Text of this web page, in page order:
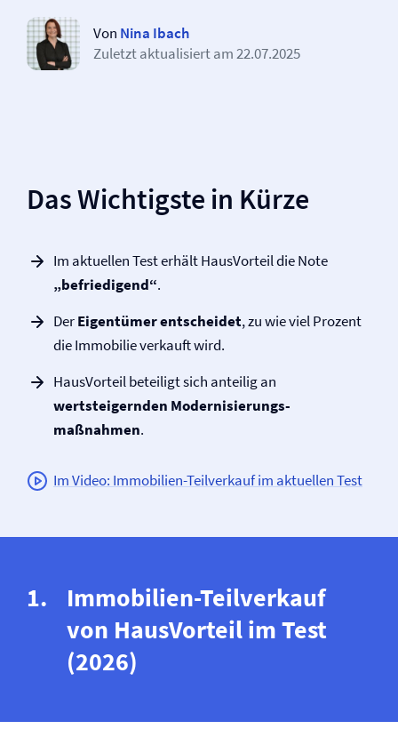
Von Nina Ibach
Zuletzt aktualisiert am22.07.2025
Das Wichtigste in Kürze
Im aktuellen Test erhält HausVorteil die Note
„befriedigend“.
DerEigentümer entscheidet, zu wie viel Prozent
die Immobilie verkauft wird.
HausVorteil beteiligt sich anteilig an
wertsteigernden Modernisierungs­
maßnahmen.
Im Video: Immobilien-Teilverkauf im aktuellen Test
Immobilien-Teilverkauf
von HausVorteil im Test
(2026)